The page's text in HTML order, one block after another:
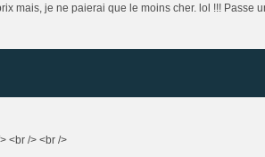
mais, je ne paierai que le moins cher. lol !!! Passe
<br /> <br />